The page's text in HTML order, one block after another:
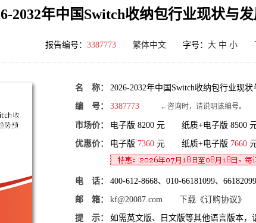
2032年中国Switch收纳包行业现状与
报告编号： 3387773 繁体中文字号： 大 中 小
名 称： 2026-2032年中国Switch收纳包行业现
编 号： 3387773 ←咨询时，请说明该编号。
市场价： 电子版 8200 元 纸质+电子版 8500
优惠价： 电子版 7360 元 纸质+电子版 7660
电 话： 400-612-8668、010-66181099、
邮 箱： kf@20087.com 下载《订购协议》
提 示： 如需英文版、日文版等其他语言版本，